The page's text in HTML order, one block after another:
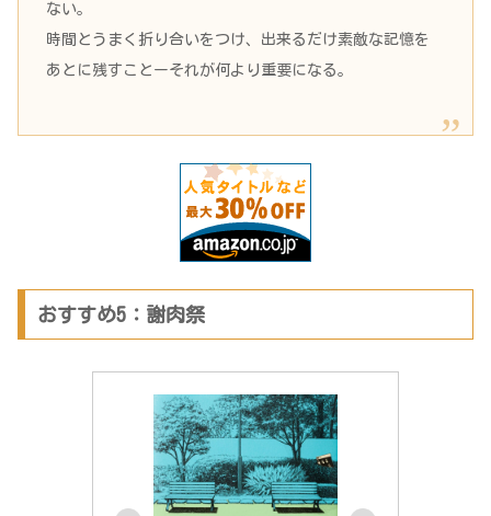
ない。
時間とうまく折り合いをつけ、出来るだけ素敵な記憶を
あとに残すことーそれが何より重要になる。
おすすめ5：謝肉祭